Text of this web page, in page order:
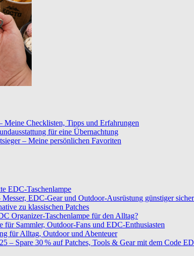
Meine Checklisten, Tipps und Erfahrungen
für eine Übernachtung
– Meine persönlichen Favoriten
EDC-Taschenlampe
EDC-Gear und Outdoor-Ausrüstung günstiger
zu klassischen Patches
Organizer-Taschenlampe für den Alltag?
Sammler, Outdoor-Fans und EDC-Enthusiasten
für Alltag, Outdoor und Abenteuer
– Spare 30 % auf Patches, Tools & Gear mit dem Code